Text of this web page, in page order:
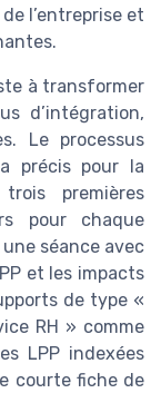
l’entreprise et
à transformer
d’intégration,
Le processus
précis pour la
premières
pour chaque
séance avec
et les impacts
de type «
RH » comme
LPP indexées
courte fiche de